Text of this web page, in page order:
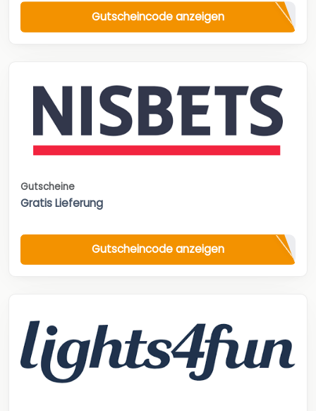
Gutscheincode anzeigen
Gutscheine
Gratis Lieferung
Gutscheincode anzeigen